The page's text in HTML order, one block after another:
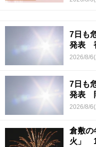
7日も
発表
2026/8/
7日も
発表
2026/8/
倉敷の
火」